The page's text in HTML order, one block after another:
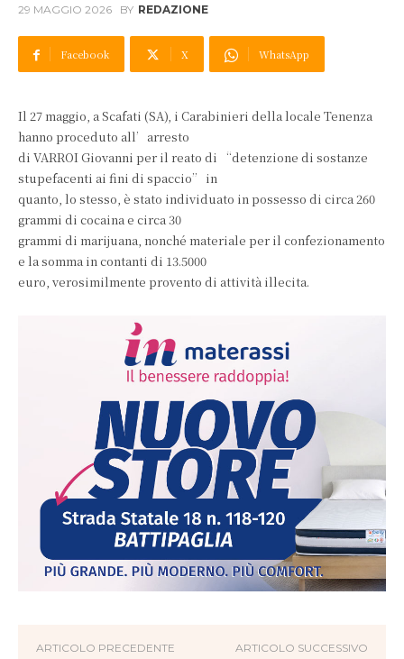
29 MAGGIO 2026 BY REDAZIONE
Facebook X WhatsApp
Il 27 maggio, a Scafati (SA), i Carabinieri della locale Tenenza
hanno proceduto all’arresto
di VARROI Giovanni per il reato di “detenzione di sostanze
stupefacenti ai fini di spaccio” in
quanto, lo stesso, è stato individuato in possesso di circa 260
grammi di cocaina e circa 30
grammi di marijuana, nonché materiale per il confezionamento
e la somma in contanti di 13.5000
euro, verosimilmente provento di attività illecita.
ARTICOLO PRECEDENTE ARTICOLO SUCCESSIVO